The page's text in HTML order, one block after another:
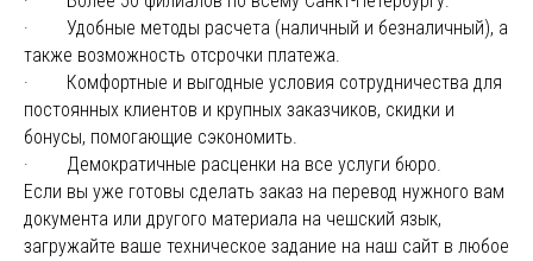
· Удобные методы расчета (наличный и безналичный), а
также возможность отсрочки платежа.
· Комфортные и выгодные условия сотрудничества для
постоянных клиентов и крупных заказчиков, скидки и
бонусы, помогающие сэкономить.
· Демократичные расценки на все услуги бюро.
Если вы уже готовы сделать заказ на перевод нужного вам
документа или другого материала на чешский язык,
загружайте ваше техническое задание на наш сайт в любое